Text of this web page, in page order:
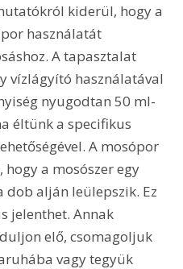
kiderül, hogy a
használatát
A tapasztalat
vízlágyító használatával
nyugodtan 50 ml-
éltünk a specifikus
A mosópor
a mosószer egy
dob alján leülepszik. Ez
jelenthet. Annak
elő, csomagoljuk
vagy tegyük